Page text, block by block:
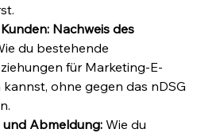
Nachweis des
du bestehende
für Marketing-E-
ohne gegen das nDSG
und Abmeldung: Wie du